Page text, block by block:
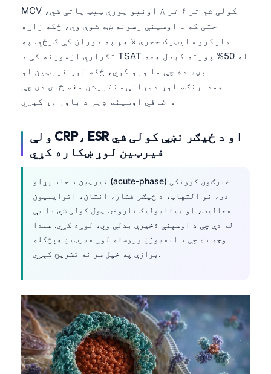
MCV کولی شي تر ۶ تر ۸ اونیو پورې ټیټ پاتې شي،
حتی که د اوسپنې رسونه ښه شوې وي، ځکه زاړه
مایکرو سایټیک حجرې لا هم په دوران کې ګرځي. په
تکراري ازموینه کې د TSAT له 50% پورته کېدل هغه
بڼه ده چې ما ورو کوي، ځکه لوړ فیرټین او
همدارنګه لوړ دورانې سنتریشن هغه ځای دی چې
اضافي اوسپنه ډېر د باور وړ کېږي.
ولې CRP، ESR او د ځیګر نښې کولی شي
فیرټین لوړ ښکاره کړي
فیرټین د حاد پړاو (acute-phase) غبرګون کوونکی
دی، نو التهاب، د ځیګر فشار، انتان، اتوایمیون
فعالیت، او میتابولیک ناروغۍ ټول کولی شي دا بې
له دې چې د اوسپنې ذخیرې بدلې وي، لوړه کړي. همدا
وجه ده چې د انفیوژن وروسته لوړ فیرټین هېڅکله
یوازې په خپل سر نه تشریح کېږي.